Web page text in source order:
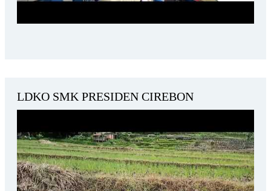
LDKO SMK PRESIDEN CIREBON